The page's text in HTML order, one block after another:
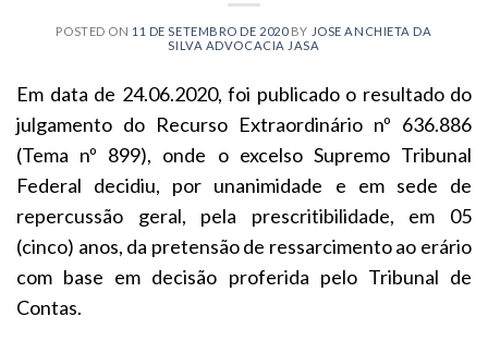
POSTED ON 11 DE SETEMBRO DE 2020BY JOSE ANCHIETA DA
SILVA ADVOCACIA JASA
Em data de 24.06.2020, foi publicado o resultado do
julgamento do Recurso Extraordinário nº 636.886
(Tema nº 899), onde o excelso Supremo Tribunal
Federal decidiu, por unanimidade e em sede de
repercussão geral, pela prescritibilidade, em 05
(cinco) anos, da pretensão de ressarcimento ao erário
com base em decisão proferida pelo Tribunal de
Contas.